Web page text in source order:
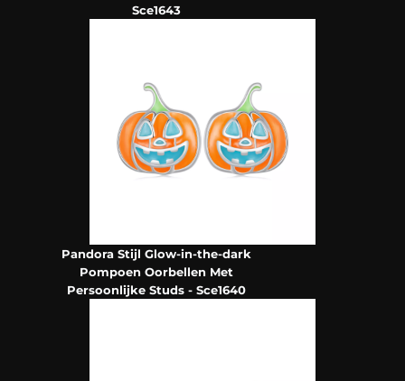
Sce1643
Pandora Stijl Glow-in-the-dark
Pompoen Oorbellen Met
Persoonlijke Studs - Sce1640